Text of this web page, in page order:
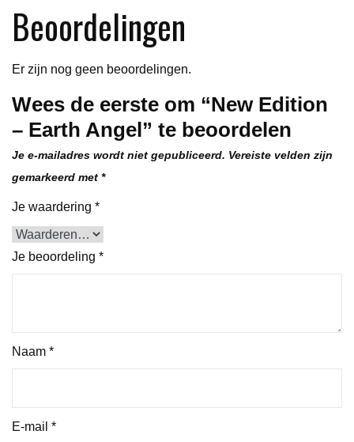
Beoordelingen
Er zijn nog geen beoordelingen.
Wees de eerste om “New Edition
– Earth Angel” te beoordelen
Je e-mailadres wordt niet gepubliceerd. Vereiste velden zijn
gemarkeerd met *
Je waardering *
Je beoordeling *
Naam *
E-mail *